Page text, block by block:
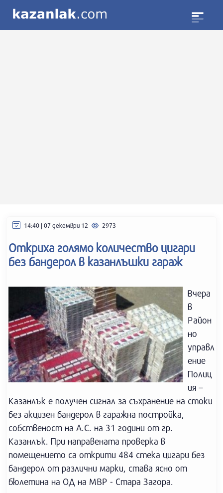
14:40 | 07 декември 12 2973
Откриха голямо количество цигари
без бандерол в казанлъшки гараж
Вчера
в
Район
но
управл
ение
Полиц
ия –
Казанлък е получен сигнал за съхранение на стоки
без акцизен бандерол в гаражна постройка,
собственост на А.С. на 31 години от гр.
Казанлък. При направената проверка в
помещението са открити 484 стека цигари без
бандерол от различни марки, става ясно от
бюлетина на ОД на МВР - Стара Загора.